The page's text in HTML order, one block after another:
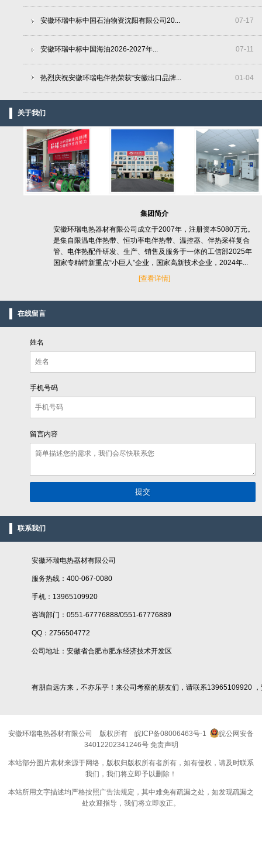
07-17
安徽环瑞中标中国石油物资沈阳有限公司20...
07-11
安徽环瑞中标中国海油2026-2027年...
01-04
热烈庆祝安徽环瑞电伴热荣获“安徽出口品牌...
关于我们
集团简介
安徽环瑞电热器材有限公司成立于2007年，注册资本5080万元。
是集自限温电伴热带、恒功率电伴热带、温控器、伴热采样复合
管、电伴热配件研发、生产、销售及服务于一体的工信部2025年
国家专精特新重点“小巨人”企业，国家高新技术企业，2024年...
[查看详情]
在线留言
姓名
手机号码
留言内容
联系我们
安徽环瑞电热器材有限公司
服务热线：400-067-0080
手机：13965109920
咨询部门：0551-67776888/0551-67776889
QQ：2756504772
公司地址：安徽省合肥市肥东经济技术开发区
有朋自远方来，不亦乐乎！来公司考察的朋友们，请联系13965109920
安徽环瑞电热器材有限公司 版权所有 皖ICP备08006463号-1
皖公网安备
34012202341246号 免责声明
本站部分图片素材来源于网络，版权归版权所有者所有，如有侵权，请及时联系
我们，我们将立即予以删除！
本站所用文字描述均严格按照广告法规定，其中难免有疏漏之处，如发现疏漏之
处欢迎指导，我们将立即改正。